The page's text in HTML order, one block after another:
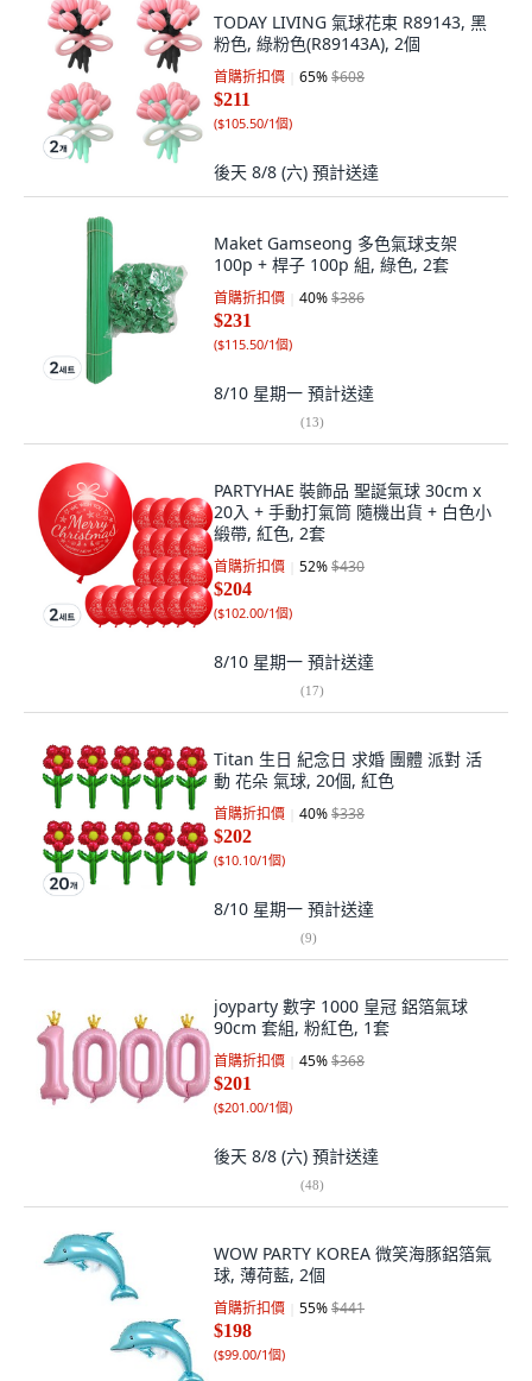
TODAY LIVING 氣球花束 R89143, 黑
粉色, 綠粉色(R89143A), 2個
首購折扣價 65%$608
$211
($105.50/1個)
後天 8/8 (六) 預計送達
Maket Gamseong 多色氣球支架
100p + 桿子 100p 組, 綠色, 2套
首購折扣價 40%$386
$231
($115.50/1個)
8/10 星期一 預計送達
(13)
PARTYHAE 裝飾品 聖誕氣球 30cm x
20入 + 手動打氣筒 隨機出貨 + 白色小
緞帶, 紅色, 2套
首購折扣價 52%$430
$204
($102.00/1個)
8/10 星期一 預計送達
(17)
Titan 生日 紀念日 求婚 團體 派對 活
動 花朵 氣球, 20個, 紅色
首購折扣價 40%$338
$202
($10.10/1個)
8/10 星期一 預計送達
(9)
joyparty 數字 1000 皇冠 鋁箔氣球
90cm 套組, 粉紅色, 1套
首購折扣價 45%$368
$201
($201.00/1個)
後天 8/8 (六) 預計送達
(48)
WOW PARTY KOREA 微笑海豚鋁箔氣
球, 薄荷藍, 2個
首購折扣價 55%$441
$198
($99.00/1個)